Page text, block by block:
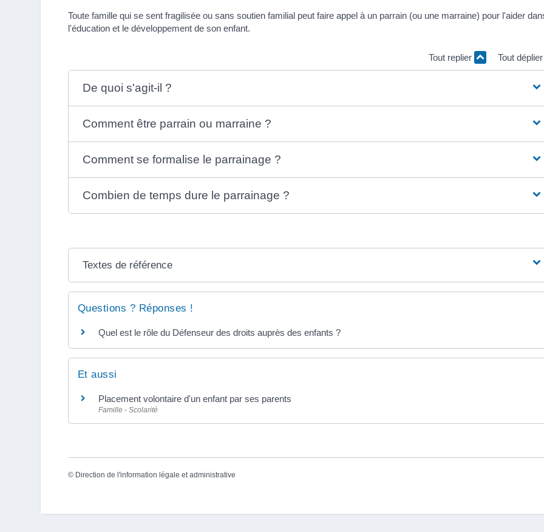
Toute famille qui se sent fragilisée ou sans soutien familial peut faire appel à un parrain (ou une marraine) pour l'aider
l'éducation et le développement de son enfant.
Tout replier Tout
De quoi s'agit-il ?
Comment être parrain ou marraine ?
Comment se formalise le parrainage ?
Combien de temps dure le parrainage ?
Textes de référence
Questions ? Réponses !
Quel est le rôle du Défenseur des droits auprès des enfants ?
Et aussi
Placement volontaire d'un enfant par ses parents
Famille - Scolarité
© Direction de l'information légale et administrative